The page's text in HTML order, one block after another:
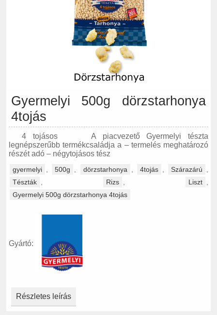
Gyermelyi 500g dörzstarhonya
4tojás
4 tojásos A piacvezető Gyermelyi tészta
legnépszerűbb termékcsaládja a – termelés meghatározó
részét adó – négytojásos tész
gyermelyi 500g dörzstarhonya 4tojás Szárazárú
Tészták
Rizs Liszt
Gyermelyi 500g dörzstarhonya 4tojás
Gyártó:
Részletes leírás